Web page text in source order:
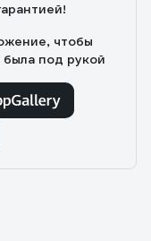
чтобы
под рукой